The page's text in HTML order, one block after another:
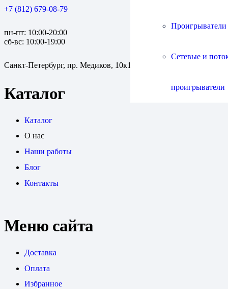
Сетевые и
проигрыватели
+7 (812) 679-08-79
пн-пт: 10:00-20:00
сб-вс: 10:00-19:00
Санкт-Петербург, пр. Медиков, 10к1
Каталог
Каталог
О нас
Наши работы
Блог
Контакты
Меню сайта
Доставка
Оплата
Избранное